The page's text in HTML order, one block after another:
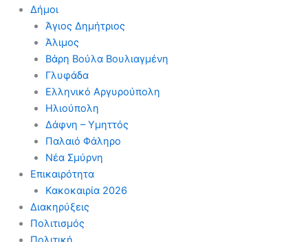
Δήμοι
Άγιος Δημήτριος
Άλιμος
Βάρη Βούλα Βουλιαγμένη
Γλυφάδα
Ελληνικό Αργυρούπολη
Ηλιούπολη
Δάφνη – Υμηττός
Παλαιό Φάληρο
Νέα Σμύρνη
Επικαιρότητα
Κακοκαιρία 2026
Διακηρύξεις
Πολιτισμός